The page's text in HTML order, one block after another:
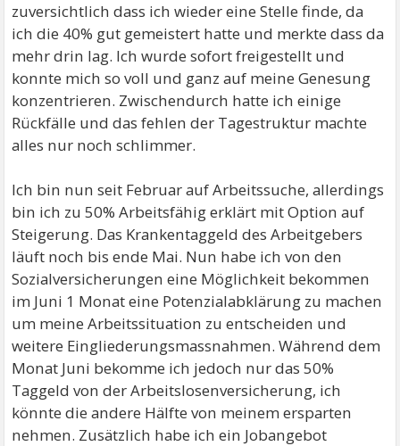
zuversichtlich dass ich wieder eine Stelle finde, da
ich die 40% gut gemeistert hatte und merkte dass da
mehr drin lag. Ich wurde sofort freigestellt und
konnte mich so voll und ganz auf meine Genesung
konzentrieren. Zwischendurch hatte ich einige
Rückfälle und das fehlen der Tagestruktur machte
alles nur noch schlimmer.
Ich bin nun seit Februar auf Arbeitssuche, allerdings
bin ich zu 50% Arbeitsfähig erklärt mit Option auf
Steigerung. Das Krankentaggeld des Arbeitgebers
läuft noch bis ende Mai. Nun habe ich von den
Sozialversicherungen eine Möglichkeit bekommen
im Juni 1 Monat eine Potenzialabklärung zu machen
um meine Arbeitssituation zu entscheiden und
weitere Eingliederungsmassnahmen. Während dem
Monat Juni bekomme ich jedoch nur das 50%
Taggeld von der Arbeitslosenversicherung, ich
könnte die andere Hälfte von meinem ersparten
nehmen. Zusätzlich habe ich ein Jobangebot